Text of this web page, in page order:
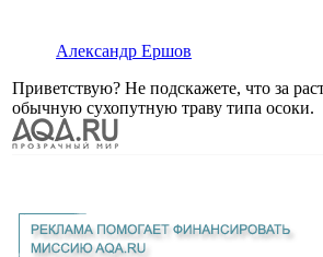
Александр Ершов
Приветствую? Не подскажете, что за
обычную сухопутную траву типа осоки.